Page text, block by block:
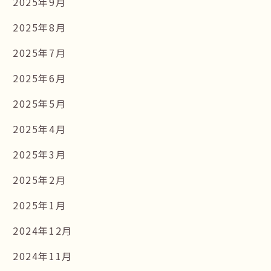
2025年8月
2025年7月
2025年6月
2025年5月
2025年4月
2025年3月
2025年2月
2025年1月
2024年12月
2024年11月